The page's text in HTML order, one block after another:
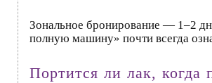
Зональное бронирование — 1–2
полную машину» почти всегда
Портится ли лак, когда